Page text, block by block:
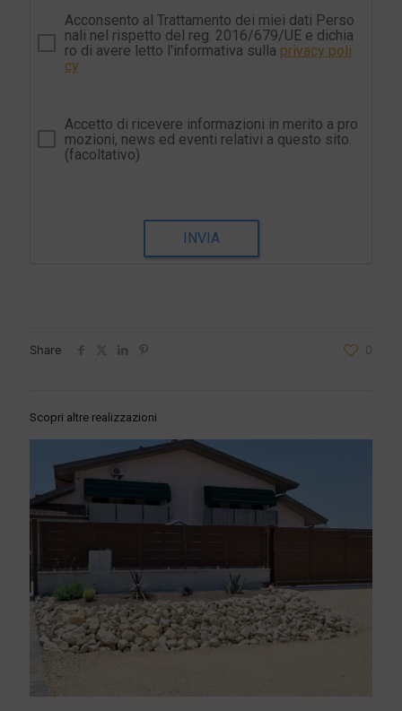
Acconsento al Trattamento dei miei dati Perso
nali nel rispetto del reg. 2016/679/UE e dichia
ro di avere letto l'informativa sulla privacy poli
cy
Accetto di ricevere informazioni in merito a pro
mozioni, news ed eventi relativi a questo sito.
(facoltativo)
INVIA
Share 0
Scopri altre realizzazioni